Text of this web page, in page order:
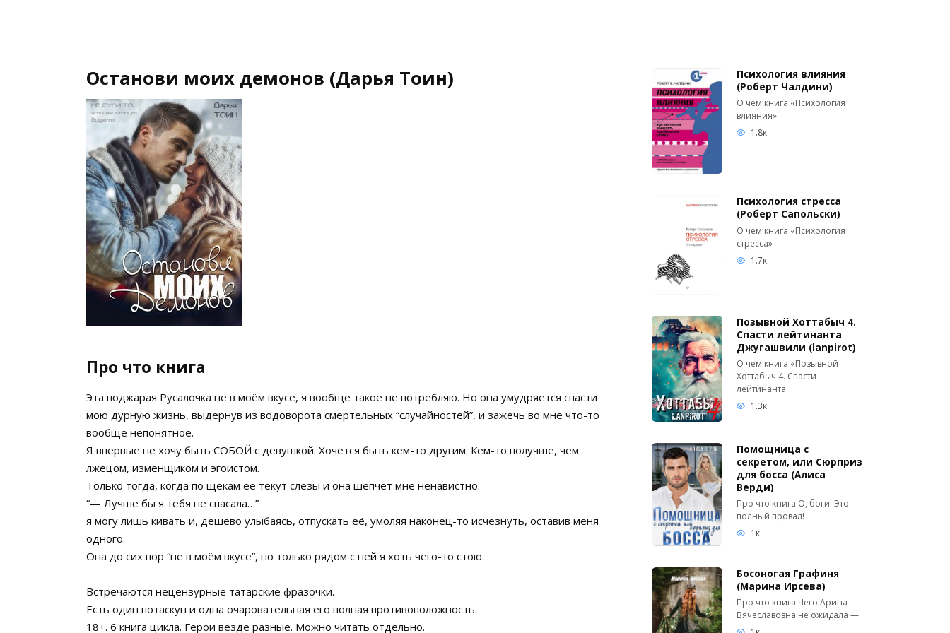
Останови моих демонов (Дарья Тоин)
Про что книга
Эта поджарая Русалочка не в моём вкусе, я вообще такое не потребляю. Но она умудряется спасти
мою дурную жизнь, выдернув из водоворота смертельных “случайностей”, и зажечь во мне что-то
вообще непонятное.
Я впервые не хочу быть СОБОЙ с девушкой. Хочется быть кем-то другим. Кем-то получше, чем
лжецом, изменщиком и эгоистом.
Только тогда, когда по щекам её текут слёзы и она шепчет мне ненавистно:
“— Лучше бы я тебя не спасала…”
я могу лишь кивать и, дешево улыбаясь, отпускать её, умоляя наконец-то исчезнуть, оставив меня
одного.
Она до сих пор “не в моём вкусе”, но только рядом с ней я хоть чего-то стою.
Встречаются нецензурные татарские фразочки.
Есть один потаскун и одна очаровательная его полная противоположность.
18+. 6 книга цикла. Герои везде разные. Можно читать отдельно.
Психология влияния
(Роберт Чалдини)
О чем книга «Психология
влияния»
1.8к.
Психология стресса
(Роберт Сапольски)
О чем книга «Психология
стресса»
1.7к.
Позывной Хоттабыч 4.
Спасти лейтинанта
Джугашвили (lanpirot)
О чем книга «Позывной
Хоттабыч 4. Спасти
лейтинанта
1.3к.
Помощница с
секретом, или Сюрприз
для босса (Алиса
Верди)
Про что книга О, боги! Это
полный провал!
1к.
Босоногая Графиня
(Марина Ирсева)
Про что книга Чего Арина
Вячеславовна не ожидала —